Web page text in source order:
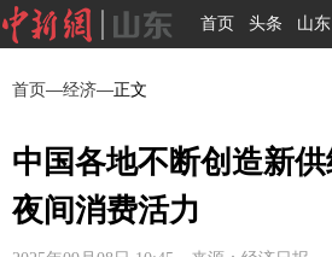
首页 头条 山东
首页—经济—正文
中国各地不断创造新
夜间消费活力